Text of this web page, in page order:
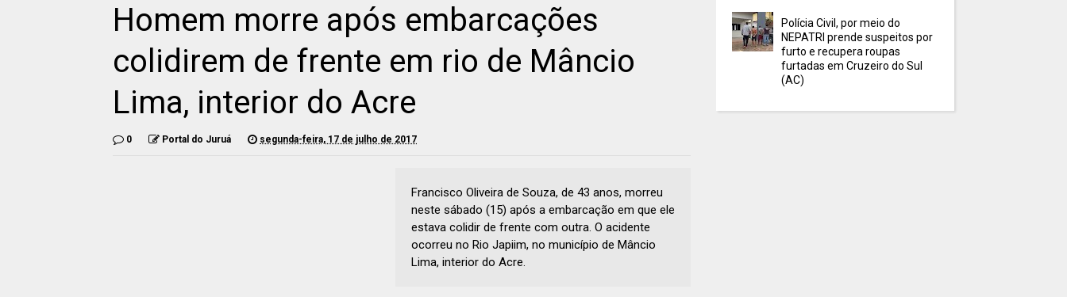
Homem morre após embarcações
colidirem de frente em rio de Mâncio
Lima, interior do Acre
0 Portal do Juruá segunda-feira, 17 de julho de 2017
Francisco Oliveira de Souza, de 43 anos, morreu
neste sábado (15) após a embarcação em que ele
estava colidir de frente com outra. O acidente
ocorreu no Rio Japiim, no município de Mâncio
Lima, interior do Acre.
Polícia Civil, por meio do
NEPATRI prende suspeitos por
furto e recupera roupas
furtadas em Cruzeiro do Sul
(AC)